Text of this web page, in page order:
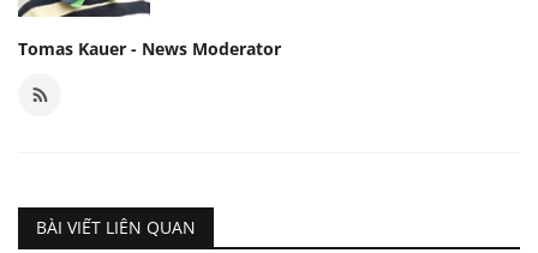
Tomas Kauer - News Moderator
BÀI VIẾT LIÊN QUAN